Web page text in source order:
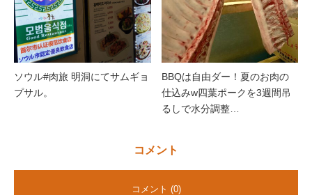
ソウル#肉旅 明洞にてサムギョ
プサル。
BBQは自由ダー！夏のお肉の
仕込みw四葉ポークを3週間吊
るしで水分調整…
コメント
コメント (0)